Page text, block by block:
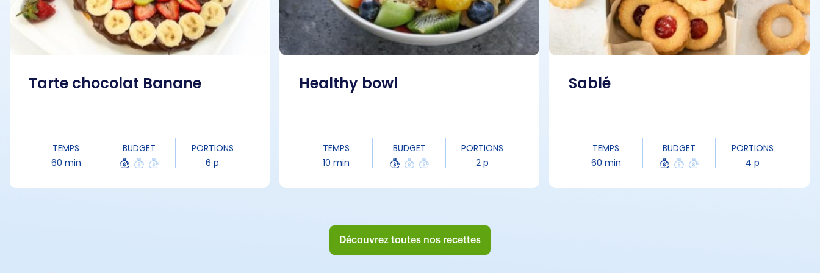
Tarte chocolat Banane
TEMPS
60 min
BUDGET
PORTIONS
6 p
Healthy bowl
TEMPS
10 min
BUDGET
PORTIONS
2 p
Sablé
TEMPS
60 min
BUDGET
PORTIONS
4 p
Découvrez toutes nos recettes